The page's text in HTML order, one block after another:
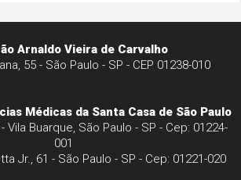
Arnaldo Vieira de Carvalho
55 - São Paulo - SP - CEP 01238-010
Médicas da Santa Casa de São Paulo
Vila Buarque, São Paulo - SP - Cep: 01224-
001
Jr., 61 - São Paulo - SP - Cep: 01221-020